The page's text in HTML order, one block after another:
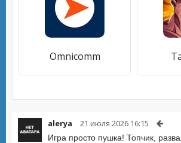
Omnicomm
alerya 21 июля 2026 16:15
Игра просто пушка! Топчик,